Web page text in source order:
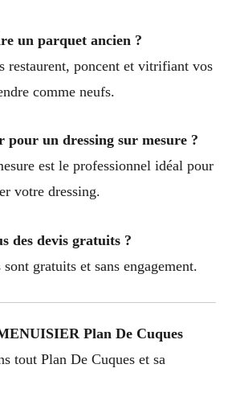
un parquet ancien ?
restaurent, poncent et vitrifiant vos
comme neufs.
pour un dressing sur mesure ?
est le professionnel idéal pour
votre dressing.
des devis gratuits ?
gratuits et sans engagement.
Plan De Cuques
tout Plan De Cuques et sa